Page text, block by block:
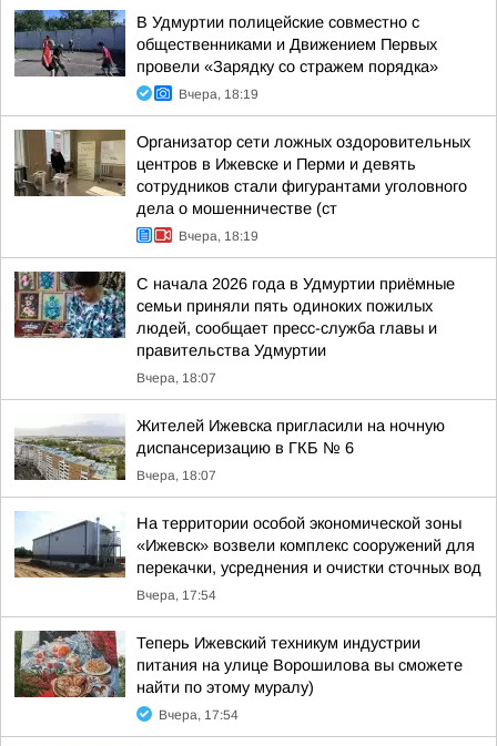
В Удмуртии полицейские совместно с
общественниками и Движением Первых
провели «Зарядку со стражем порядка»
Вчера, 18:19
Организатор сети ложных оздоровительных
центров в Ижевске и Перми и девять
сотрудников стали фигурантами уголовного
дела о мошенничестве (ст
Вчера, 18:19
С начала 2026 года в Удмуртии приёмные
семьи приняли пять одиноких пожилых
людей, сообщает пресс-служба главы и
правительства Удмуртии
Вчера, 18:07
Жителей Ижевска пригласили на ночную
диспансеризацию в ГКБ № 6
Вчера, 18:07
На территории особой экономической зоны
«Ижевск» возвели комплекс сооружений для
перекачки, усреднения и очистки сточных вод
Вчера, 17:54
Теперь Ижевский техникум индустрии
питания на улице Ворошилова вы сможете
найти по этому муралу)
Вчера, 17:54